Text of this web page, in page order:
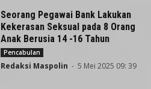
Seorang Pegawai Bank Lakukan
Kekerasan Seksual pada 8 Orang
Anak Berusia 14 -16 Tahun
Pencabulan
Redaksi Maspolin - 5 Mei 2025 09: 39